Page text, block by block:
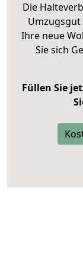
Die
Ihre neue
Sie sich
Füllen Sie